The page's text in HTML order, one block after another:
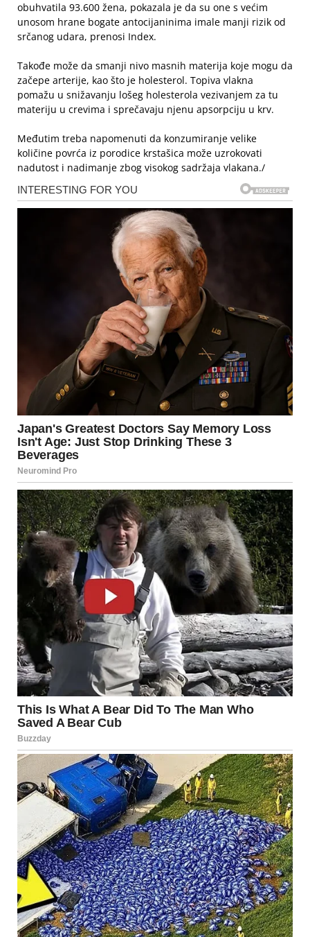
obuhvatila 93.600 žena, pokazala je da su one s većim
unosom hrane bogate antocijaninima imale manji rizik od
srčanog udara, prenosi Index.
Takođe može da smanji nivo masnih materija koje mogu da
začepe arterije, kao što je holesterol. Topiva vlakna
pomažu u snižavanju lošeg holesterola vezivanjem za tu
materiju u crevima i sprečavaju njenu apsorpciju u krv.
Međutim treba napomenuti da konzumiranje velike
količine povrća iz porodice krstašica može uzrokovati
nadutost i nadimanje zbog visokog sadržaja vlakana./